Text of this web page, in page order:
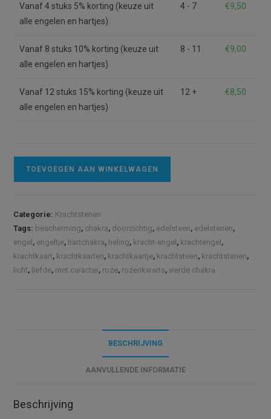
Vanaf 4 stuks 5% korting (keuze uit
alle engelen en hartjes)
4 - 7 €9,50
Vanaf 8 stuks 10% korting (keuze uit
alle engelen en hartjes)
8 - 11 €9,00
Vanaf 12 stuks 15% korting (keuze uit
alle engelen en hartjes)
12 + €8,50
Liefde
(S)
|
Rozenkwarts
TOEVOEGEN AAN WINKELWAGEN
n
a
t
Categorie: Krachtstenen
Tags: bescherming, chakra, doorzichtig, edelsteen, edelstenen,
engel , engeltje, hartchakra, heling, kracht-engel , krachtengel ,
krachtkaart, krachtkaarten, krachtkaartje, krachtsteen, krachtstenen,
licht, liefde, met caracter, roze, rozenkwarts,vierde chakra
BESCHRIJVING
AANVULLENDE INFORMATIE
Beschrijving